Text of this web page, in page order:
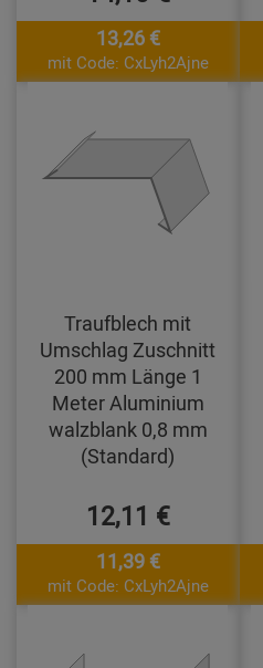
13,26 €
mit Code: CxLyh2Ajne
Traufblech mit
Umschlag Zuschnitt
200 mm Länge 1
Meter Aluminium
walzblank 0,8 mm
(Standard)
12,11 €
11,39 €
mit Code: CxLyh2Ajne